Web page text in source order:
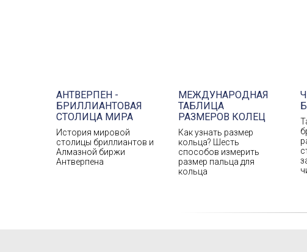
АНТВЕРПЕН -
БРИЛЛИАНТОВАЯ
СТОЛИЦА МИРА
История мировой
столицы бриллиантов и
Алмазной биржи
Антверпена
МЕЖДУНАРОДНАЯ
ТАБЛИЦА
РАЗМЕРОВ КОЛЕЦ
Как узнать размер
кольца? Шесть
способов измерить
размер пальца для
кольца